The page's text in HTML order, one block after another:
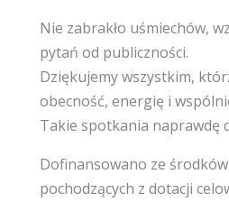
Nie zabrakło uśmiechów,
pytań od publiczności.
Dziękujemy wszystkim,
obecność, energię i
Takie spotkania naprawdę
Dofinansowano ze
pochodzących z dotacji